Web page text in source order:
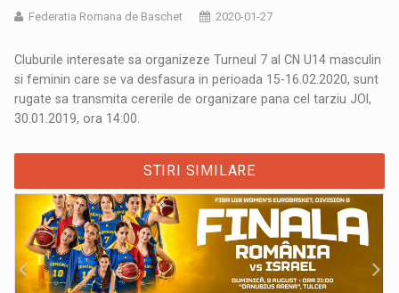
Federatia Romana de Baschet 2020-01-27
Cluburile interesate sa organizeze Turneul 7 al CN U14 masculin
si feminin care se va desfasura in perioada 15-16.02.2020, sunt
rugate sa transmita cererile de organizare pana cel tarziu JOI,
30.01.2019, ora 14:00.
STIRI SIMILARE